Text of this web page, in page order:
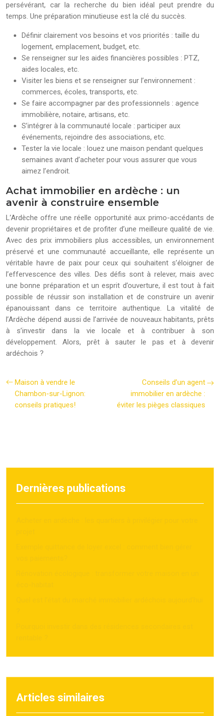
persévérant, car la recherche du bien idéal peut prendre du
temps. Une préparation minutieuse est la clé du succès.
Définir clairement vos besoins et vos priorités : taille du
logement, emplacement, budget, etc.
Se renseigner sur les aides financières possibles : PTZ,
aides locales, etc.
Visiter les biens et se renseigner sur l’environnement :
commerces, écoles, transports, etc.
Se faire accompagner par des professionnels : agence
immobilière, notaire, artisans, etc.
S’intégrer à la communauté locale : participer aux
événements, rejoindre des associations, etc.
Tester la vie locale : louez une maison pendant quelques
semaines avant d’acheter pour vous assurer que vous
aimez l’endroit.
Achat immobilier en ardèche : un
avenir à construire ensemble
L’Ardèche offre une réelle opportunité aux primo-accédants de
devenir propriétaires et de profiter d’une meilleure qualité de vie.
Avec des prix immobiliers plus accessibles, un environnement
préservé et une communauté accueillante, elle représente un
véritable havre de paix pour ceux qui souhaitent s’éloigner de
l’effervescence des villes. Des défis sont à relever, mais avec
une bonne préparation et un esprit d’ouverture, il est tout à fait
possible de réussir son installation et de construire un avenir
épanouissant dans ce territoire authentique. La vitalité de
l’Ardèche dépend aussi de l’arrivée de nouveaux habitants, prêts
à s’investir dans la vie locale et à contribuer à son
développement. Alors, prêt à sauter le pas et à devenir
ardéchois ?
Maison à vendre le
Chambon-sur-Lignon:
conseils pratiques!
Conseils d’un agent
immobilier en ardèche :
éviter les pièges classiques
Dernières publications
Articles similaires